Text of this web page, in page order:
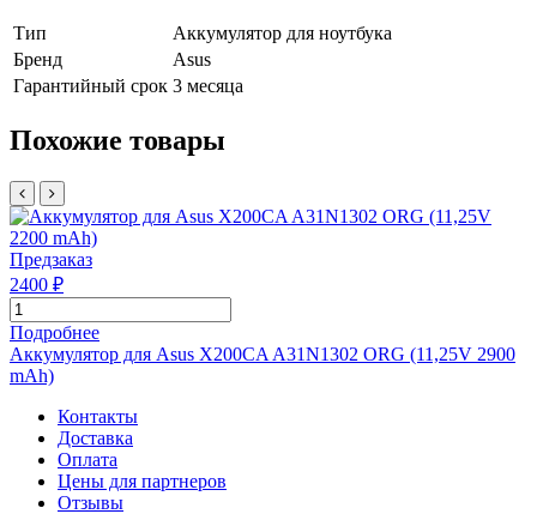
Тип
Аккумулятор для ноутбука
Бренд
Asus
Гарантийный срок 3 месяца
Похожие товары
Предзаказ
2400 ₽
Подробнее
Аккумулятор для Asus X200CA A31N1302 ORG (11,25V 2900
mAh)
Контакты
Доставка
Оплата
Цены для партнеров
Отзывы